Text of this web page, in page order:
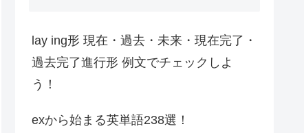
lay ing形 現在・過去・未来・現在完了・
過去完了進行形 例文でチェックしよ
う！
exから始まる英単語238選！